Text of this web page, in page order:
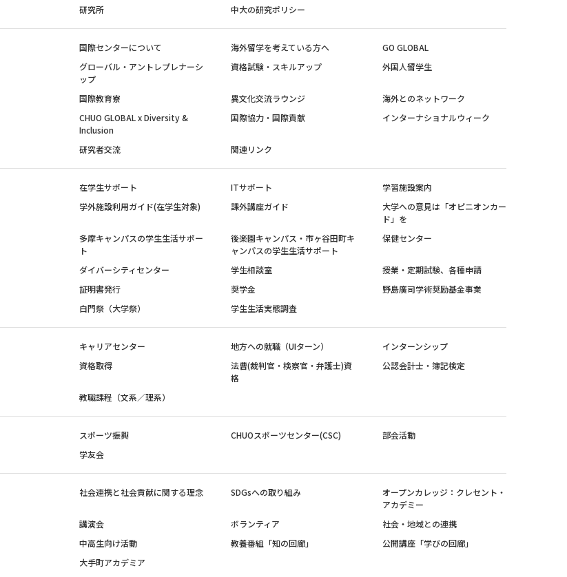
研究所
中大の研究ポリシー
国際センターについて 海外留学を考えている方へ
GO GLOBAL
グローバル・アントレプレナーシ
ップ
資格試験・スキルアップ 外国人留学生
国際教育寮 異文化交流ラウンジ
海外とのネットワーク
CHUO GLOBAL x Diversity &
Inclusion
国際協力・国際貢献 インターナショナルウィーク
研究者交流 関連リンク
在学生サポート ITサポート
学習施設案内
学外施設利用ガイド(在学生対象)
課外講座ガイド
大学への意見は「オピニオンカー
ド」を
多摩キャンパスの学生生活サポー
ト
後楽園キャンパス・市ヶ谷田町キ
ャンパスの学生生活サポート
保健センター
ダイバーシティセンター 学生相談室
授業・定期試験、各種申請
証明書発行
奨学金
野島廣司学術奨励基金事業
白門祭（大学祭）
学生生活実態調査
キャリアセンター 地方への就職（UIターン）
インターンシップ
資格取得
法曹(裁判官・検察官・弁護士)資
格
公認会計士・簿記検定
教職課程（文系／理系）
スポーツ振興 CHUOスポーツセンター(CSC)
部会活動
学友会
社会連携と社会貢献に関する理念 SDGsへの取り組み
オープンカレッジ：クレセント・
アカデミー
講演会
ボランティア
社会・地域との連携
中高生向け活動
教養番組「知の回廊」
公開講座「学びの回廊」
大手町アカデミア